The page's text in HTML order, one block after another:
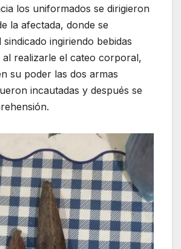
los uniformados se dirigieron
la afectada, donde se
ingiriendo bebidas
realizarle el cateo corporal,
su poder las dos armas
incautadas y después se